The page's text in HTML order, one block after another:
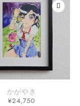
かがやき
¥24,750